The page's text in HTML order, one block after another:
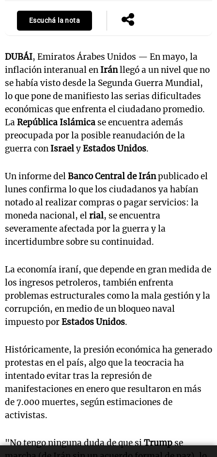
Escuchá la nota
DUBÁI, Emiratos Árabes Unidos — En mayo, la
inflación interanual en Iránllegó a un nivel que no
se había visto desde la Segunda Guerra Mundial,
lo que pone de manifiesto las serias dificultades
económicas que enfrenta el ciudadano promedio.
LaRepública Islámica se encuentra además
preocupada por la posible reanudación de la
guerra con IsraelyEstados Unidos.
Un informe delBanco Central de Iránpublicado el
lunes confirma lo que los ciudadanos ya habían
notado al realizar compras o pagar servicios: la
moneda nacional, elrial, se encuentra
severamente afectada por la guerra y la
incertidumbre sobre su continuidad.
La economía iraní, que depende en gran medida de
los ingresos petroleros, también enfrenta
problemas estructurales como la mala gestión y la
corrupción, en medio de un bloqueo naval
impuesto porEstados Unidos.
Históricamente, la presión económica ha generado
protestas en el país, algo que la teocracia ha
intentado evitar tras la represión de
manifestaciones en enero que resultaron en más
de 7.000 muertes, según estimaciones de
activistas.
"No tengo ninguna duda de que siTrumpse